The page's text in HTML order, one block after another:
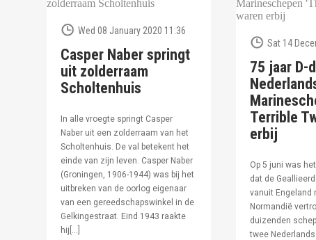
Wed 08 January 2020 11:36
Casper Naber springt
uit zolderraam
Scholtenhuis
In alle vroegte springt Casper
Naber uit een zolderraam van het
Scholtenhuis. De val betekent het
einde van zijn leven. Casper Naber
(Groningen, 1906-1944) was bij het
uitbreken van de oorlog eigenaar
van een gereedschapswinkel in de
Gelkingestraat. Eind 1943 raakte
hij[…]
Sat 14
75 jaar D-
Terrible
erbij
Op 5 juni was
dat de
vanuit Engeland
Normandië
duizenden
twee